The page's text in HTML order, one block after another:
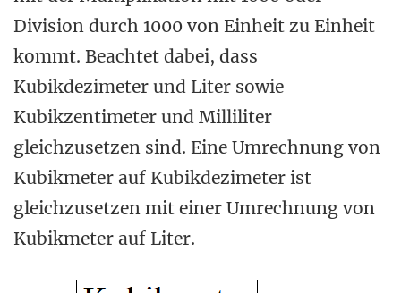
Division durch 1000 von Einheit zu Einheit
kommt. Beachtet dabei, dass
Kubikdezimeter und Liter sowie
Kubikzentimeter und Milliliter
gleichzusetzen sind. Eine Umrechnung von
Kubikmeter auf Kubikdezimeter ist
gleichzusetzen mit einer Umrechnung von
Kubikmeter auf Liter.